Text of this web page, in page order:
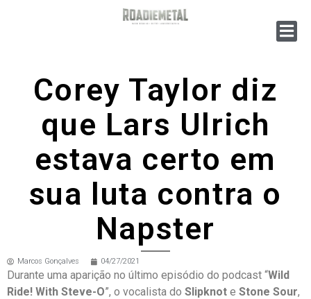
Corey Taylor diz
que Lars Ulrich
estava certo em
sua luta contra o
Napster
Marcos Gonçalves 04/27/2021
Durante uma aparição no último episódio do podcast “Wild
Ride! With Steve-O”, o vocalista do Slipknot e Stone Sour,